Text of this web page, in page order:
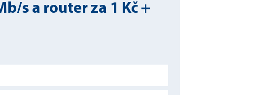
s a router za 1 Kč +